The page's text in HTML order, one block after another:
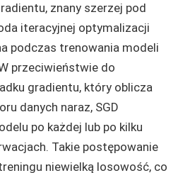
znany szerzej pod
iteracyjnej optymalizacji
podczas trenowania modeli
przeciwieństwie do
gradientu, który oblicza
danych naraz, SGD
po każdej lub po kilku
Takie postępowanie
niewielką losowość, co